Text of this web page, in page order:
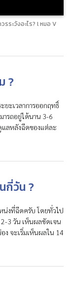
ระวังอะไร? l หมอ V
?
ยะเวลาการออกฤทธิ์
ารถอยู่ได้นาน 3-6
ลหลังฉีดของแต่ละ
กี่วัน ?
น่งที่ฉีดครับ โดยทั่วไป
3 วัน เห็นผลชัดเจน
ง จะเริ่มเห็นผลใน 14